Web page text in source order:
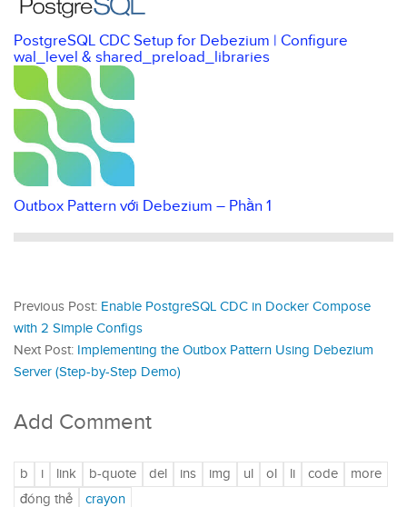
PostgreSQL CDC Setup for Debezium | Configure
wal_level & shared_preload_libraries
Outbox Pattern với Debezium – Phần 1
Previous Post: Enable PostgreSQL CDC in Docker Compose
with 2 Simple Configs
Next Post: Implementing the Outbox Pattern Using Debezium
Server (Step-by-Step Demo)
Add Comment